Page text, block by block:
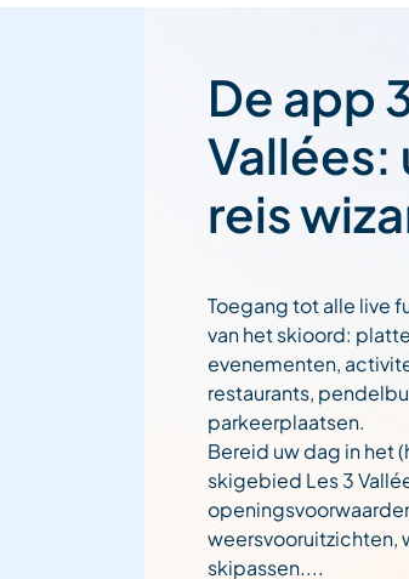
De app
Vallées:
reis
Toegang tot alle live
van het skioord:
evenementen,
restaurants,
parkeerplaatsen.
Bereid uw dag in het
skigebied Les 3
weersvooruitzichten,
skipassen....